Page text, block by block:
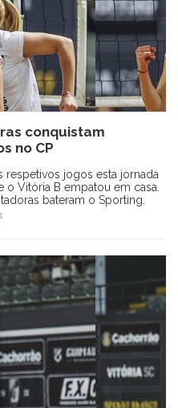
conquistam
no CP
respetivos jogos esta jornada
Vitória B empatou em casa.
bateram o Sporting.